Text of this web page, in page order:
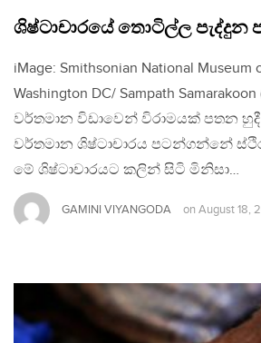
ශිෂ්ටාචාරයේ තොටිල්ල පැද්දුන
iMage: Smithsonian National Museum
Washington DC/ Sampath
වර්තමාන විඩාවෙන් විරාමයක් පතන
වර්තමාන ශිෂ්ටාචාරය පටන්ගන්නේ
මේ ශිෂ්ටාචාරයට කලින් සිටි මිනිසා…
GAMINI VIYANGODA on August 18,